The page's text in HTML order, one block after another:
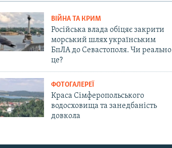
ВІЙНА ТА КРИМ
Російська влада обіцяє закрити
морський шлях українським
БпЛА до Севастополя. Чи реально
це?
ФОТОГАЛЕРЕЇ
Краса Сімферопольського
водосховища та занедбаність
довкола